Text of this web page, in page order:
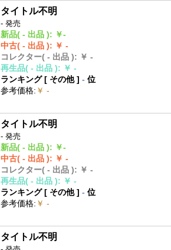
タイトル不明
- 発売
新品( - 出品 ): ￥-
中古( - 出品 ): ￥ -
コレクター( - 出品 ): ￥ -
再生品( - 出品 ): ￥ -
ランキング [ その他]- 位
参考価格: ￥ -
タイトル不明
- 発売
新品( - 出品 ): ￥-
中古( - 出品 ): ￥ -
コレクター( - 出品 ): ￥ -
再生品( - 出品 ): ￥ -
ランキング [ その他]- 位
参考価格: ￥ -
タイトル不明